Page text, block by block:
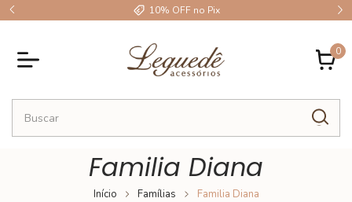
10% OFF no Pix
0
Familia Diana
Início Famílias Familia Diana